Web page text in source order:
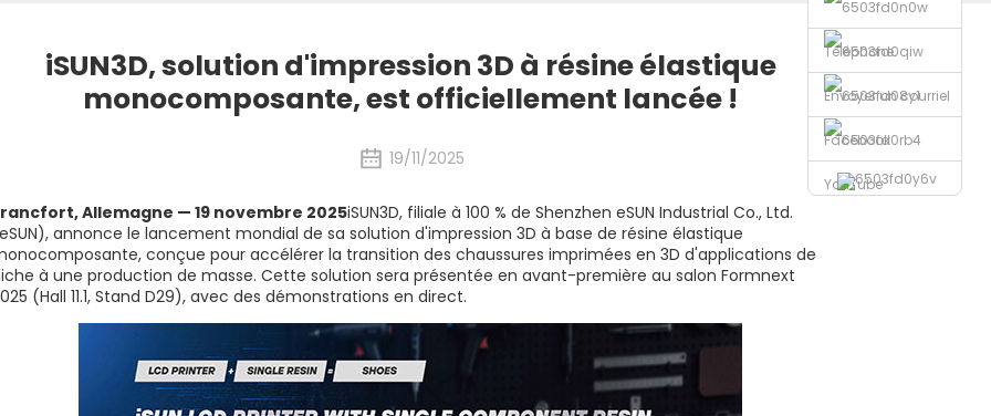
Téléphone
Envoyer un courriel
Facebook
YouTube
iSUN3D, solution d'impression 3D à résine élastique
monocomposante, est officiellement lancée !
19/11/2025
Allemagne — 19 novembre 2025iSUN3D, filiale à 100 % de Shenzhen eSUN Industrial Co., Ltd.
annonce le lancement mondial de sa solution d'impression 3D à base de résine élastique
conçue pour accélérer la transition des chaussures imprimées en 3D d'applications de
à une production de masse. Cette solution sera présentée en avant-première au salon Formnext
(Hall 11.1, Stand D29), avec des démonstrations en direct.